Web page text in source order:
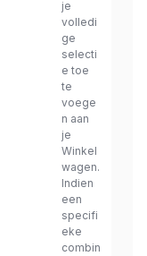
je
volledi
ge
selecti
e toe
te
voege
n aan
je
Winkel
wagen.
Indien
een
specifi
eke
combin